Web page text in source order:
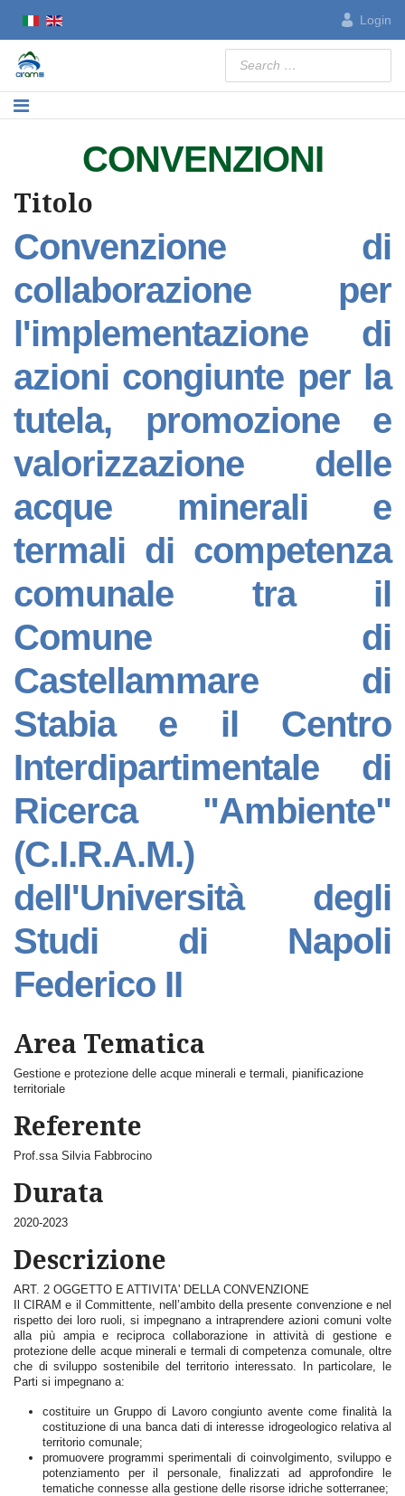
Login
CONVENZIONI
Titolo
Convenzione di
collaborazione per
l'implementazione di
azioni congiunte per la
tutela, promozione e
valorizzazione delle
acque minerali e
termali di competenza
comunale tra il
Comune di
Castellammare di
Stabia e il Centro
Interdipartimentale di
Ricerca "Ambiente"
(C.I.R.A.M.)
dell'Università degli
Studi di Napoli
Federico II
Area Tematica
Gestione e protezione delle acque minerali e termali, pianificazione
territoriale
Referente
Prof.ssa Silvia Fabbrocino
Durata
2020-2023
Descrizione
ART. 2 OGGETTO E ATTIVITA' DELLA CONVENZIONE
Il CIRAM e il Committente, nell’ambito della presente convenzione e nel
rispetto dei loro ruoli, si impegnano a intraprendere azioni comuni volte
alla più ampia e reciproca collaborazione in attività di gestione e
protezione delle acque minerali e termali di competenza comunale, oltre
che di sviluppo sostenibile del territorio interessato. In particolare, le
Parti si impegnano a:
costituire un Gruppo di Lavoro congiunto avente come finalità la
costituzione di una banca dati di interesse idrogeologico relativa al
territorio comunale;
promuovere programmi sperimentali di coinvolgimento, sviluppo e
potenziamento per il personale, finalizzati ad approfondire le
tematiche connesse alla gestione delle risorse idriche sotterranee;